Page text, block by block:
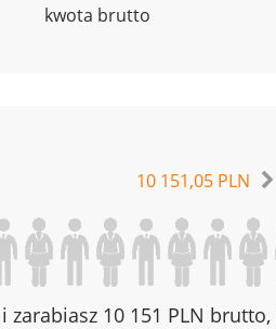
kwota brutto
10 151,05 PLN
zarabiasz 10 151 PLN